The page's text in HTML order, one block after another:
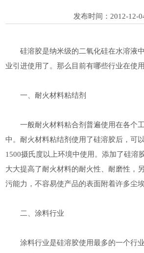
发布时间：2012-12-
硅溶胶是纳米级的二氧化硅在水溶液
业引进使用了。那么目前有哪些行业在使
一、耐火材料粘结剂
一般耐火材料粘合剂普遍使用在各个工
中。耐火材料粘结剂使用了硅溶胶后，可
1500摄氏度以上环境中使用。添加了硅溶
大大提高了耐火材料的耐火性、耐磨性，
污能力，不容易使产品的表面附着许多尘埃
二、涂料行业
涂料行业是硅溶胶使用最多的一个行业